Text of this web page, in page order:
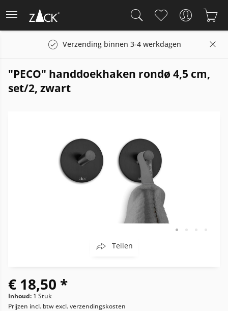
Verzending binnen 3-4 werkdagen
"PECO" handdoekhaken rondø 4,5 cm,
set/2, zwart
Teilen
€ 18,50 *
Inhoud: 1 Stuk
Prijzen incl. btwexcl. verzendingskosten